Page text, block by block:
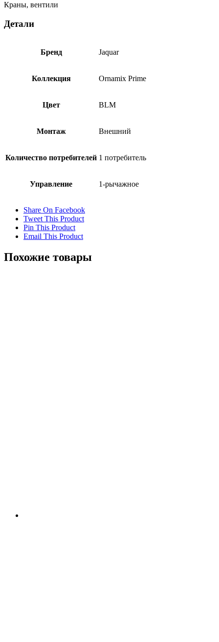
Краны, вентили
Детали
Бренд Jaquar
Коллекция Ornamix Prime
Цвет BLM
Монтаж Внешний
Количество потребителей 1 потребитель
Управление 1-рычажное
Share On Facebook
Tweet This Product
Pin This Product
Email This Product
Похожие товары